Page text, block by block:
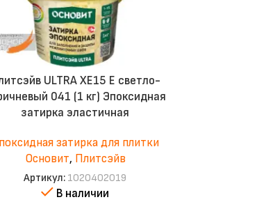
ULTRA XE15 Е светло-
041 (1 кг) Эпоксидная
затирка эластичная
затирка для плитки
Основит, Плитсэйв
Артикул: 1020402019
В наличии